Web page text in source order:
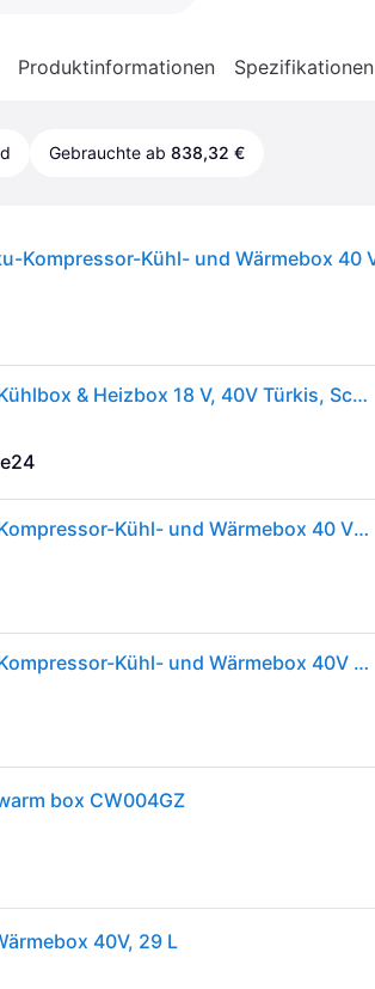
Produktinformationen Spezifikationen
Gebrauchte ab 838,32 €
Makita CW004GZ Akku-Kühlbox & Heizbox 18 V, 40V Türkis, Schwarz 29l -18°C
Makita CW004GZ Akku-Kompressor-Kühl- und Wärmebox 40 V max. 29 Liter Solo
Makita CW004GZ Akku-Kompressor-Kühl- und Wärmebox 40V max. 29 Liter (ohne Akku, ohne Ladegerät)
box CW004GZ
40V, 29 L